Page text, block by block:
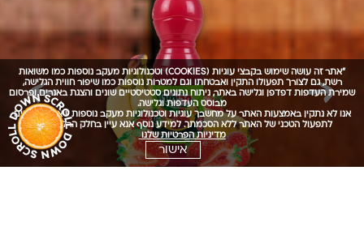
"אתר זה עושה שימוש בקבצי עוגיות (COOKIES) וטכנולוגיות מעקב נוספות כמו משואות
רשת, גם לצורך תפעולו התקין ואבטחתו וגם למטרות נוספות כמו שיפור חווית הגלישה,
שמירת העדפות דפדפן וגלישה באתר, ניתוח נתונים סטטיסטיים שונים והצגת באנרים ופרסום
מבוסס העדפות וגלישה.
אנו לא נתקין באמצעות האתר על מחשבך עוגיות וטכנולוגיות מעקב נוספות שאינן הכרחיים
לתפעול הטכני של האתר ללא הסכמתך. למידע נוסף אנא עיין בחלק הרלוונטי של
מדיניות הפרטיות שלנו
אישור